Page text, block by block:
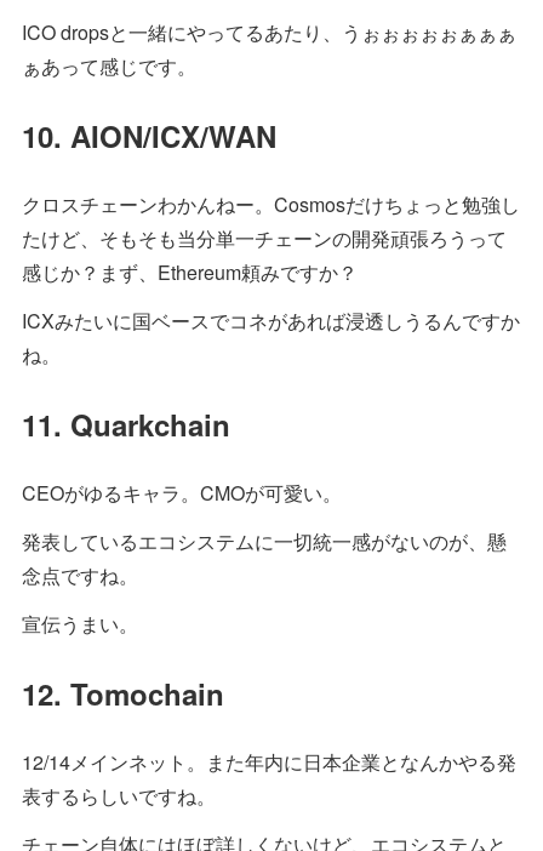
ICO dropsと一緒にやってるあたり、うぉぉぉぉぉぁぁぁ
ぁあって感じです。
10. AION/ICX/WAN
クロスチェーンわかんねー。Cosmosだけちょっと勉強し
たけど、そもそも当分単一チェーンの開発頑張ろうって
感じか？まず、Ethereum頼みですか？
ICXみたいに国ベースでコネがあれば浸透しうるんですか
ね。
11. Quarkchain
CEOがゆるキャラ。CMOが可愛い。
発表しているエコシステムに一切統一感がないのが、懸
念点ですね。
宣伝うまい。
12. Tomochain
12/14メインネット。また年内に日本企業となんかやる発
表するらしいですね。
チェーン自体にはほぼ詳しくないけど、エコシステムと